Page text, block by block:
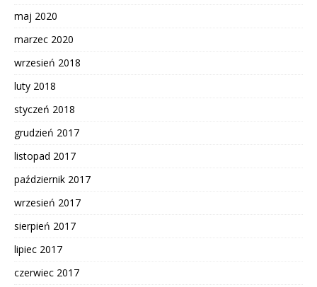
maj 2020
marzec 2020
wrzesień 2018
luty 2018
styczeń 2018
grudzień 2017
listopad 2017
październik 2017
wrzesień 2017
sierpień 2017
lipiec 2017
czerwiec 2017